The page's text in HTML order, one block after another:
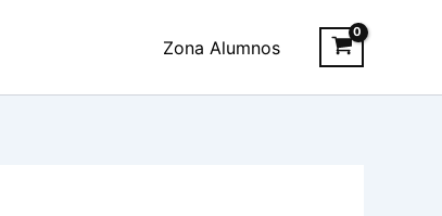
Zona Alumnos